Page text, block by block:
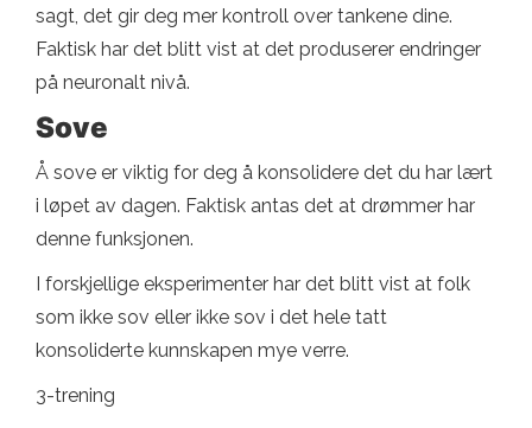
sagt, det gir deg mer kontroll over tankene dine.
Faktisk har det blitt vist at det produserer endringer
på neuronalt nivå.
Sove
Å sove er viktig for deg å konsolidere det du har lært
i løpet av dagen. Faktisk antas det at drømmer har
denne funksjonen.
I forskjellige eksperimenter har det blitt vist at folk
som ikke sov eller ikke sov i det hele tatt
konsoliderte kunnskapen mye verre.
3-trening